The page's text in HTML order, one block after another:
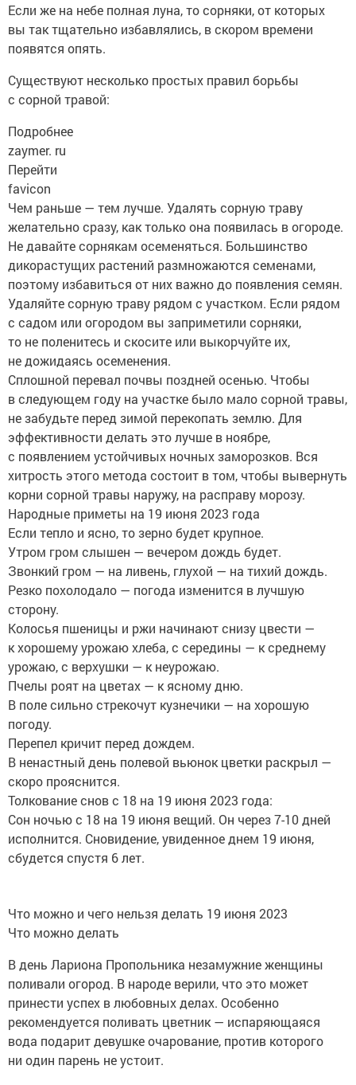
Если же на небе полная луна, то сорняки, от которых
вы так тщательно избавлялись, в скором времени
появятся опять.
Существуют несколько простых правил борьбы
с сорной травой:
Подробнее
zaymer. ru
Перейти
favicon
Чем раньше — тем лучше. Удалять сорную траву
желательно сразу, как только она появилась в огороде.
Не давайте сорнякам осеменяться. Большинство
дикорастущих растений размножаются семенами,
поэтому избавиться от них важно до появления семян.
Удаляйте сорную траву рядом с участком. Если рядом
с садом или огородом вы заприметили сорняки,
то не поленитесь и скосите или выкорчуйте их,
не дожидаясь осеменения.
Сплошной перевал почвы поздней осенью. Чтобы
в следующем году на участке было мало сорной травы,
не забудьте перед зимой перекопать землю. Для
эффективности делать это лучше в ноябре,
с появлением устойчивых ночных заморозков. Вся
хитрость этого метода состоит в том, чтобы вывернуть
корни сорной травы наружу, на расправу морозу.
Народные приметы на 19 июня 2023 года
Если тепло и ясно, то зерно будет крупное.
Утром гром слышен — вечером дождь будет.
Звонкий гром — на ливень, глухой — на тихий дождь.
Резко похолодало — погода изменится в лучшую
сторону.
Колосья пшеницы и ржи начинают снизу цвести —
к хорошему урожаю хлеба, с середины — к среднему
урожаю, с верхушки — к неурожаю.
Пчелы роят на цветах — к ясному дню.
В поле сильно стрекочут кузнечики — на хорошую
погоду.
Перепел кричит перед дождем.
В ненастный день полевой вьюнок цветки раскрыл —
скоро прояснится.
Толкование снов с 18 на 19 июня 2023 года:
Сон ночью с 18 на 19 июня вещий. Он через 7-10 дней
исполнится. Сновидение, увиденное днем 19 июня,
сбудется спустя 6 лет.
Что можно и чего нельзя делать 19 июня 2023
Что можно делать
В день Лариона Пропольника незамужние женщины
поливали огород. В народе верили, что это может
принести успех в любовных делах. Особенно
рекомендуется поливать цветник — испаряющаяся
вода подарит девушке очарование, против которого
ни один парень не устоит.